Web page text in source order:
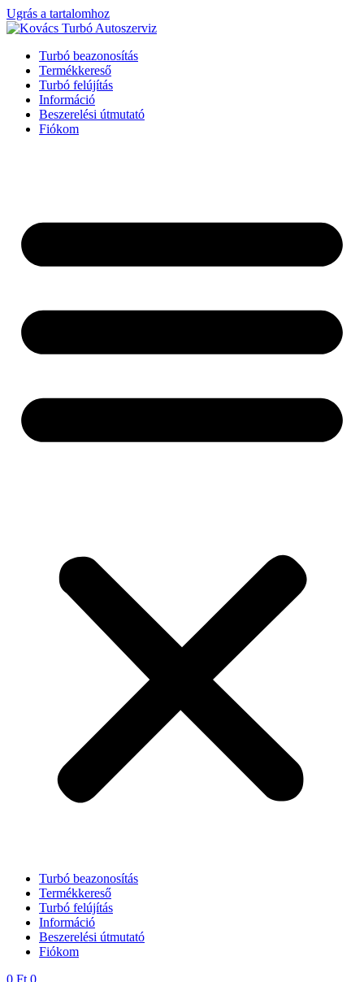
Ugrás a tartalomhoz
Turbó beazonosítás
Termékkereső
Turbó felújítás
Információ
Beszerelési útmutató
Fiókom
Turbó beazonosítás
Termékkereső
Turbó felújítás
Információ
Beszerelési útmutató
Fiókom
0 Ft 0